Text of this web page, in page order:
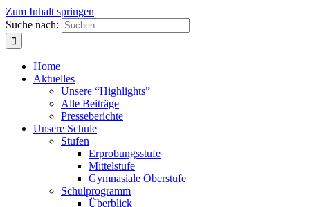
Zum Inhalt springen
Suche nach:
Home
Aktuelles
Unsere “Highlights”
Alle Beiträge
Presseberichte
Unsere Schule
Stufen
Erprobungsstufe
Mittelstufe
Gymnasiale Oberstufe
Schulprogramm
Überblick